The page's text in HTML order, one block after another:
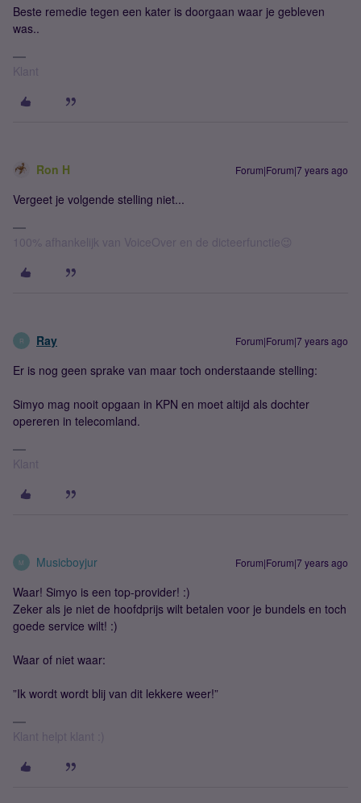
Beste remedie tegen een kater is doorgaan waar je gebleven
was..
Klant
Ron H Forum|Forum|7 years ago
Vergeet je volgende stelling niet...
100% afhankelijk van VoiceOver en de dicteerfunctie😉
R Ray Forum|Forum|7 years ago
Er is nog geen sprake van maar toch onderstaande stelling:
Simyo mag nooit opgaan in KPN en moet altijd als dochter
opereren in telecomland.
Klant
M Musicboyjur Forum|Forum|7 years ago
Waar! Simyo is een top-provider! :)
Zeker als je niet de hoofdprijs wilt betalen voor je bundels en toch
goede service wilt! :)
Waar of niet waar:
”Ik wordt wordt blij van dit lekkere weer!”
Klant helpt klant :)